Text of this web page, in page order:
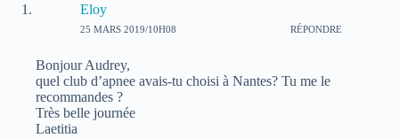
Eloy
25 MARS 2019/10H08 RÉPONDRE
Bonjour Audrey,
quel club d’apnee avais-tu choisi à Nantes? Tu me le
recommandes ?
Très belle journée
Laetitia